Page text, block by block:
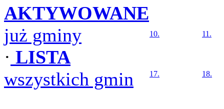
AKTYWOWANE
już gminy
· LISTA
wszystkich gmin
10. 11.
17. 18.